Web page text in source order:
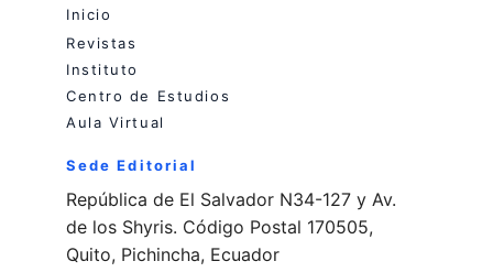
Inicio
Revistas
Instituto
Centro de Estudios
Aula Virtual
Sede Editorial
República de El Salvador N34-127 y Av.
de los Shyris. Código Postal 170505,
Quito, Pichincha, Ecuador